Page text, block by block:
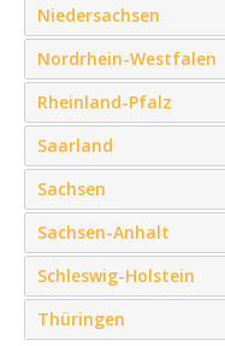
Niedersachsen
Nordrhein-Westfalen
Rheinland-Pfalz
Saarland
Sachsen
Sachsen-Anhalt
Schleswig-Holstein
Thüringen